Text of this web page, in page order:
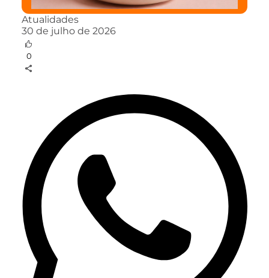
Atualidades
30 de julho de 2026
0